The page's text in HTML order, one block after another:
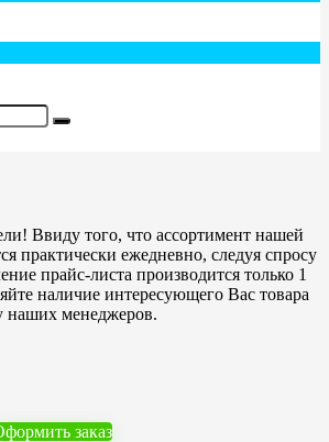
Ввиду того, что ассортимент нашей
практически ежедневно, следуя спросу
прайс-листа производится только 1
наличие интересующего Вас товара
наших менеджеров.
заказ